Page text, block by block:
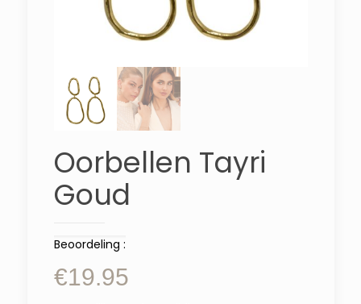
Oorbellen Tayri
Goud
Beoordeling :
€19.95